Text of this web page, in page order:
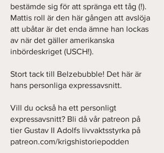
bestämde sig för att spränga ett tåg (!).
Mattis roll är den här gången att avslöja
att ubåtar är det enda ämne han lockas
av när det gäller amerikanska
inbördeskriget (USCH!).
Stort tack till Belzebubble! Det här är
hans personliga expressavsnitt.
Vill du också ha ett personligt
expressavsnitt? Bli då vår patreon på
tier Gustav II Adolfs livvaktsstyrka på
patreon.com/krigshistoriepodden